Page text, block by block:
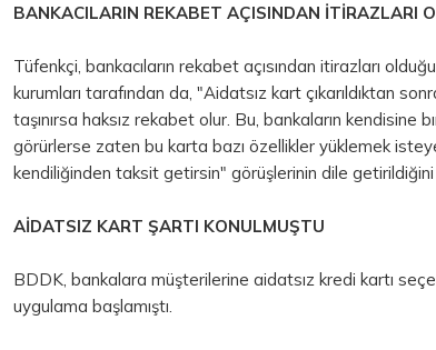
BANKACILARIN REKABET AÇISINDAN İTİRAZLARI
Tüfenkçi, bankacıların rekabet açısından itirazları
kurumları tarafından da, "Aidatsız kart çıkarıldıktan
taşınırsa haksız rekabet olur. Bu, bankaların kendisine
görürlerse zaten bu karta bazı özellikler yüklemek
kendiliğinden taksit getirsin" görüşlerinin dile getirildiğini
AİDATSIZ KART ŞARTI KONULMUŞTU
BDDK, bankalara müşterilerine aidatsız kredi kartı
uygulama başlamıştı.